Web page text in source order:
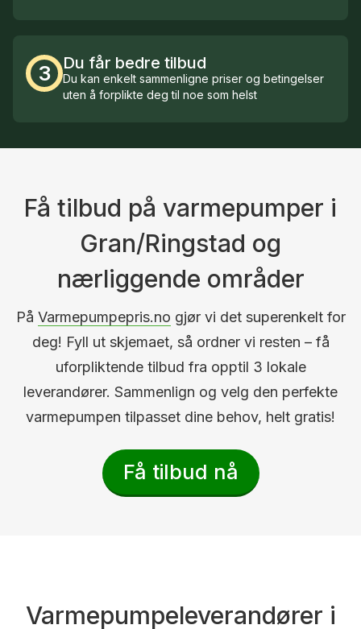
3 Du får bedre tilbud
Du kan enkelt sammenligne priser og betingelser
uten å forplikte deg til noe som helst
Få tilbud på varmepumper i
Gran/Ringstad og
nærliggende områder
På Varmepumpepris.no gjør vi det superenkelt for
deg! Fyll ut skjemaet, så ordner vi resten – få
uforpliktende tilbud fra opptil 3 lokale
leverandører. Sammenlign og velg den perfekte
varmepumpen tilpasset dine behov, helt gratis!
Få tilbud nå
Varmepumpeleverandører i